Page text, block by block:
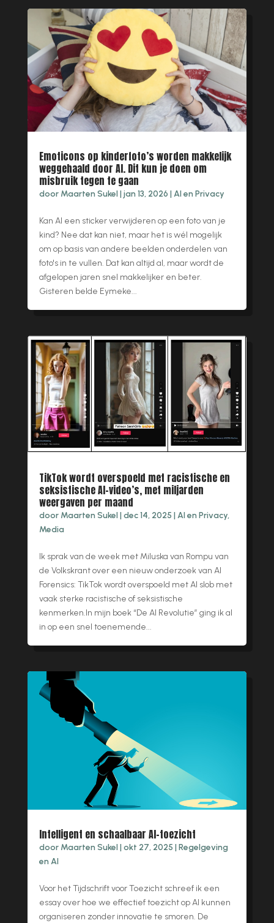
Emoticons op kinderfoto’s worden makkelijk
weggehaald door AI. Dit kun je doen om
misbruik tegen te gaan
door Maarten Sukel| jan 13, 2026 AI en Privacy
Kan AI een sticker verwijderen op een foto van je
kind? Nee dat kan niet, maar het is wél mogelijk
om op basis van andere beelden onderdelen van
foto's in te vullen. Dat kan altijd al, maar wordt de
afgelopen jaren snel makkelijker en beter.
Gisteren belde Eymeke...
TikTok wordt overspoeld met racistische en
seksistische AI-video’s, met miljarden
weergaven per maand
door Maarten Sukel|dec 14, 2025 |AI en Privacy,
Media
Ik sprak van de week met Miluska van Rompu van
de Volkskrant over een nieuw onderzoek van AI
Forensics: TikTok wordt overspoeld met AI slob met
vaak sterke racistische of seksistische
kenmerken.In mijn boek “De AI Revolutie” ging ik al
in op een snel toenemende...
Intelligent en schaalbaar AI-toezicht
door Maarten Sukel|okt 27, 2025 |Regelgeving
en AI
Voor het Tijdschrift voor Toezicht schreef ik een
essay over hoe we effectief toezicht op AI kunnen
organiseren zonder innovatie te smoren. De